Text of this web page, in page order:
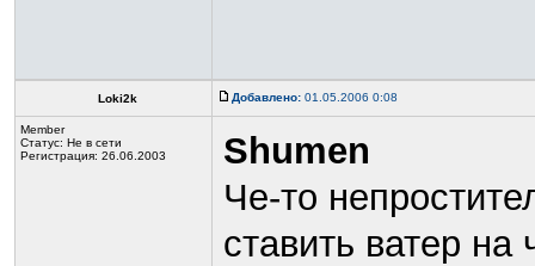
Loki2k Добавлено: 01.05.2006 0:08
Member
Статус: Не в сети
Регистрация: 26.06.2003
Shumen
Че-то
ставить ватер на